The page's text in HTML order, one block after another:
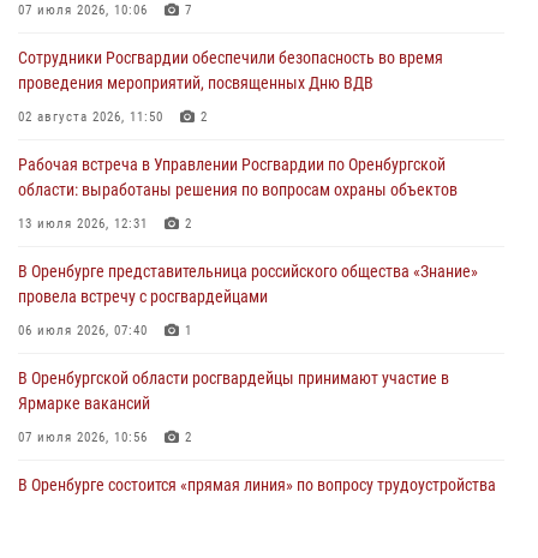
Росгвардейцы Оренбургской области проверили готовность детских
24 июля 2026, 12:25
При силовой поддержке ОМОН «Кобра» Росгвардии в Оренбурге
23 июля 2026, 10:47
Итоги работы Управления вневедомственной охраны Росгвардии
23 июля 2026, 10:34
07 июля 2026, 10:06 7
Сотрудники Росгвардии обеспечили безопасность во время
проведения мероприятий, посвященных Дню ВДВ
02 августа 2026, 11:50 2
Рабочая встреча в Управлении Росгвардии по Оренбургской
области: выработаны решения по вопросам охраны объектов
13 июля 2026, 12:31 2
В Оренбурге представительница российского общества «Знание»
провела встречу с росгвардейцами
06 июля 2026, 07:40 1
В Оренбургской области росгвардейцы принимают участие в
Ярмарке вакансий
07 июля 2026, 10:56 2
В Оренбурге состоится «прямая линия» по вопросу трудоустройства